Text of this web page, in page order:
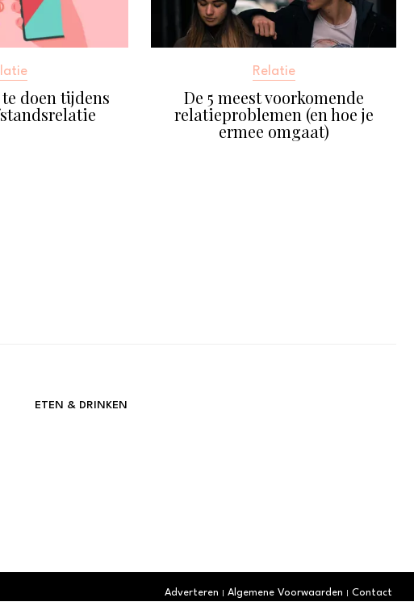
doen tijdens
Relatie
De 5 meest voorkomende
relatieproblemen (en hoe je
ermee omgaat)
ETEN & DRINKEN
Adverteren Algemene Voorwaarden Contact